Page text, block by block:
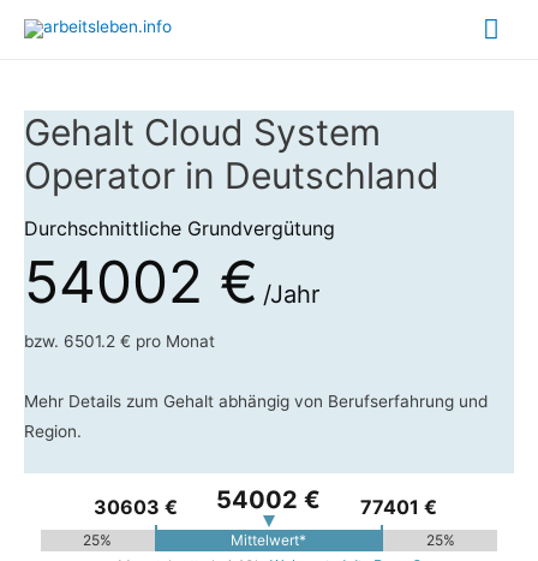
Gehalt Cloud System
Operator in Deutschland
Durchschnittliche Grundvergütung
54002 € /Jahr
bzw. 6501.2 € pro Monat
Mehr Details zum Gehalt abhängig von Berufserfahrung und
Region.
30603 € 54002 € 77401 €
25% Mittelwert*
25%